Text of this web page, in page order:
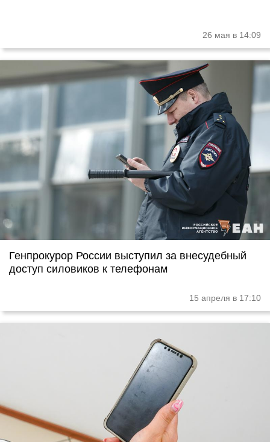
26 мая в 14:09
Генпрокурор России выступил за внесудебный
доступ силовиков к телефонам
15 апреля в 17:10